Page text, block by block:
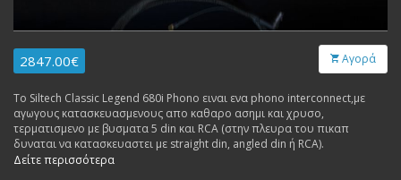
2847.00€ Αγορά
To Siltech Classic Legend 680i Phono ειναι ενα phono interconnect,με
αγωγους κατασκευασμενους απο καθαρο ασημι και χρυσο,
τερματισμενο με βυσματα 5 din και RCA (στην πλευρα του πικαπ
δυναται να κατασκευαστει με straight din, angled din ή RCA).
Δείτε περισσότερα